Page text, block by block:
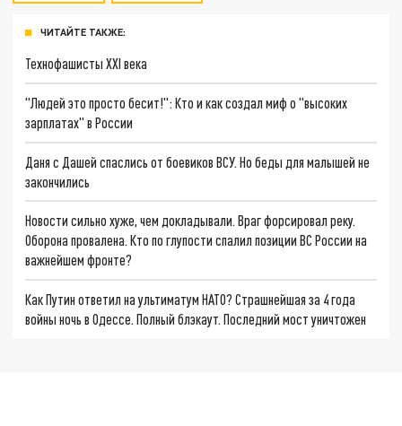
ЧИТАЙТЕ ТАКЖЕ:
Технофашисты XXI века
"Людей это просто бесит!": Кто и как создал миф о "высоких
зарплатах" в России
Даня с Дашей спаслись от боевиков ВСУ. Но беды для малышей не
закончились
Новости сильно хуже, чем докладывали. Враг форсировал реку.
Оборона провалена. Кто по глупости спалил позиции ВС России на
важнейшем фронте?
Как Путин ответил на ультиматум НАТО? Страшнейшая за 4 года
войны ночь в Одессе. Полный блэкаут. Последний мост уничтожен